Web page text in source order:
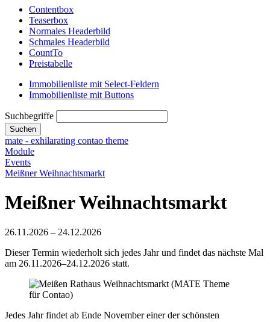
Contentbox
Teaserbox
Normales Headerbild
Schmales Headerbild
CountTo
Preistabelle
Immobilienliste mit Select-Feldern
Immobilienliste mit Buttons
Suchbegriffe
Suchen
mate - exhilarating contao theme
Module
Events
Meißner Weihnachtsmarkt
Meißner Weihnachtsmarkt
26.11.2026 – 24.12.2026
Dieser Termin wiederholt sich jedes Jahr und findet das nächste Mal
am 26.11.2026–24.12.2026 statt.
Jedes Jahr findet ab Ende November einer der schönsten